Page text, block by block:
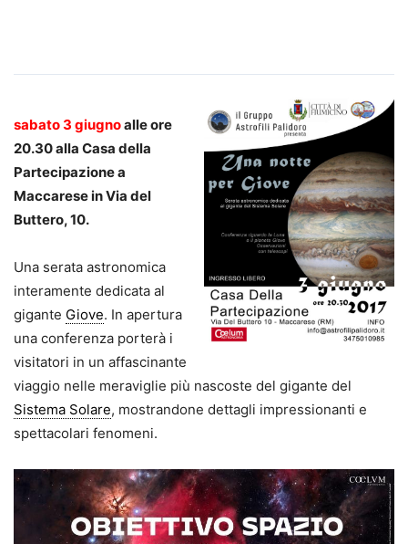
sabato 3 giugnoalle ore
20.30 alla Casa della
Partecipazione a
Maccarese in Via del
Buttero, 10.
Una serata astronomica
interamente dedicata al
gigante Giove. In apertura
una conferenza porterà i
visitatori in un affascinante
viaggio nelle meraviglie più nascoste del gigante del
Sistema Solare, mostrandone dettagli impressionanti e
spettacolari fenomeni.